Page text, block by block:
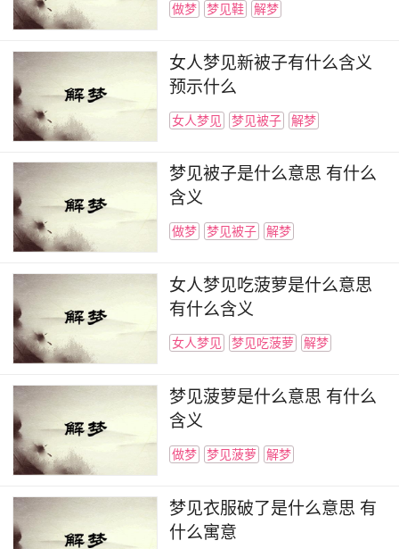
做梦 梦见鞋 解梦
女人梦见新被子有什么含义
预示什么
女人梦见 梦见被子 解梦
梦见被子是什么意思 有什么
含义
做梦 梦见被子 解梦
女人梦见吃菠萝是什么意思
有什么含义
女人梦见 梦见吃菠萝 解梦
梦见菠萝是什么意思 有什么
含义
做梦 梦见菠萝 解梦
梦见衣服破了是什么意思 有
什么寓意